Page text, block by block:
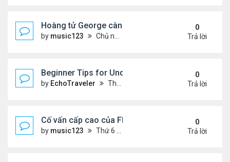
Hoàng tử George càng lớn càng điển trai
by music123 Chủ nhật Tháng 8 02, 2026 5:47 pm
0
Trả lời
Beginner Tips for Understanding Diablo 4 Items
by EchoTraveler Thứ 7 Tháng 8 01, 2026 12:25 am
0
Trả lời
Cố vấn cấp cao của FIFA từ chức để phán đối
by music123 Thứ 6 Tháng 7 31, 2026 7:15 pm
0
Trả lời